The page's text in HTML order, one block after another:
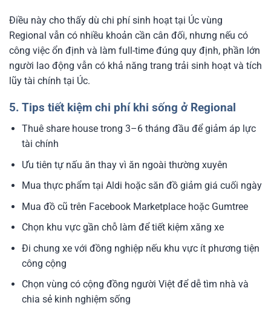
Điều này cho thấy dù chi phí sinh hoạt tại Úc vùng
Regional vẫn có nhiều khoản cần cân đối, nhưng nếu có
công việc ổn định và làm full-time đúng quy định, phần lớn
người lao động vẫn có khả năng trang trải sinh hoạt và tích
lũy tài chính tại Úc.
5. Tips tiết kiệm chi phí khi sống ở Regional
Thuê share house trong 3–6 tháng đầu để giảm áp lực
tài chính
Ưu tiên tự nấu ăn thay vì ăn ngoài thường xuyên
Mua thực phẩm tại Aldi hoặc săn đồ giảm giá cuối ngày
Mua đồ cũ trên Facebook Marketplace hoặc Gumtree
Chọn khu vực gần chỗ làm để tiết kiệm xăng xe
Đi chung xe với đồng nghiệp nếu khu vực ít phương tiện
công cộng
Chọn vùng có cộng đồng người Việt để dễ tìm nhà và
chia sẻ kinh nghiệm sống